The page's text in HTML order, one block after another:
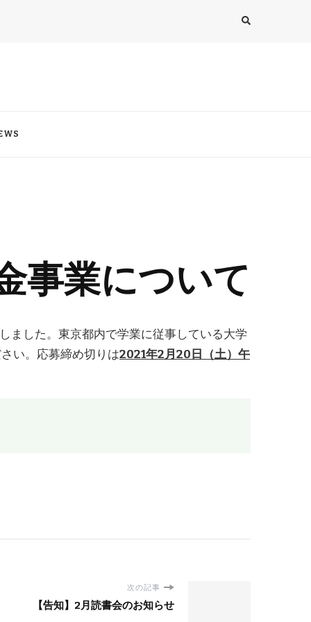
事業について
した。東京都内で学業に従事している大学
い。応募締め切りは2021年2月20日（土）午
次の記事
【告知】2月読書会のお知らせ